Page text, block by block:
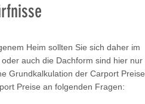
Heim sollten Sie sich daher im
auch die Dachform sind hier nur
Grundkalkulation der Carport Preise
Preise an folgenden Fragen: